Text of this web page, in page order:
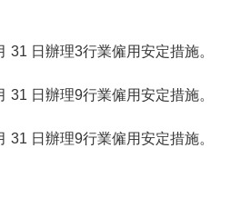
日辦理3行業僱用安定措施。
日辦理9行業僱用安定措施。
日辦理9行業僱用安定措施。